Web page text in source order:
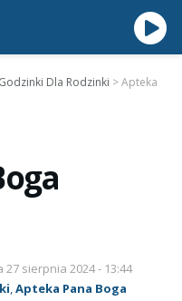
Dla Rodzinki >Apteka
27 sierpnia 2024 - 13:44
,Apteka Pana Boga